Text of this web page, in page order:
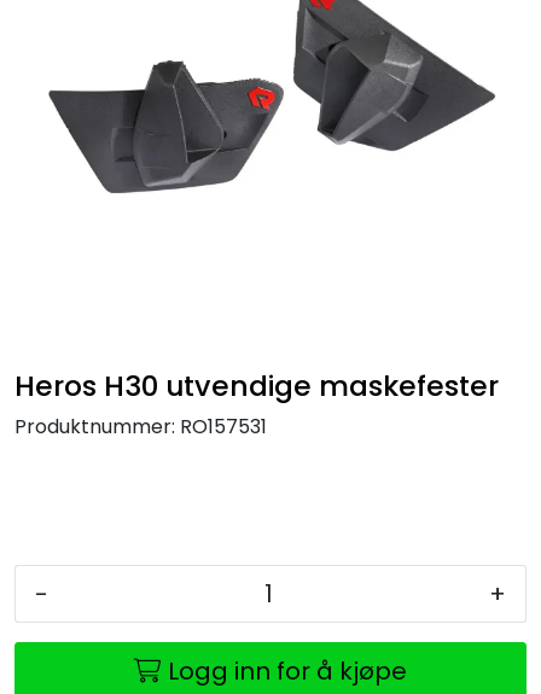
Heros H30 utvendige maskefester
Produktnummer: RO157531
- +
Logg inn for å kjøpe